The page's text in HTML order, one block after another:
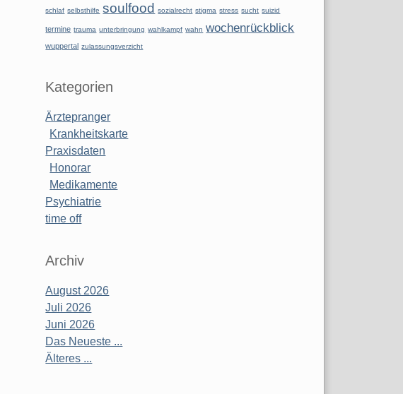
schlaf selbsthilfe soulfood sozialrecht stigma stress sucht suizid
termine trauma unterbringung wahlkampf wahn wochenrückblick
wuppertal zulassungsverzicht
Kategorien
Ärztepranger
Krankheitskarte
Praxisdaten
Honorar
Medikamente
Psychiatrie
time off
Archiv
August 2026
Juli 2026
Juni 2026
Das Neueste ...
Älteres ...